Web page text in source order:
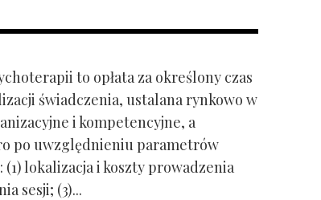
to opłata za określony czas
świadczenia, ustalana rynkowo w
i kompetencyjne, a
po uwzględnieniu parametrów
lokalizacja i koszty prowadzenia
sesji; (3)...